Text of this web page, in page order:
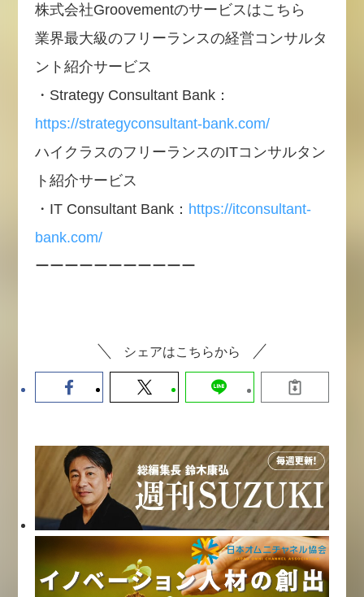
株式会社Groovementのサービスはこちら
業界最大級のフリーランスの経営コンサルタ
ント紹介サービス
・Strategy Consultant Bank：
https://strategyconsultant-bank.com/
ハイクラスのフリーランスのITコンサルタン
ト紹介サービス
・IT Consultant Bank： https://itconsultant-
bank.com/
ーーーーーーーーーーー
シェアはこちらから